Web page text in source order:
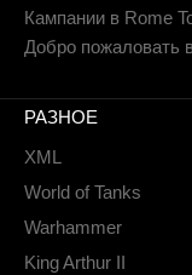
Кампании в Rome
Добро пожаловать
РАЗНОЕ
XML
World of Tanks
Warhammer
King Arthur II